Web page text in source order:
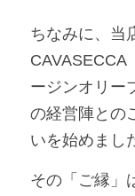
ちなみに、当
CAVASECCA
ージンオリー
の経営陣との
いを始めまし
その「ご縁」